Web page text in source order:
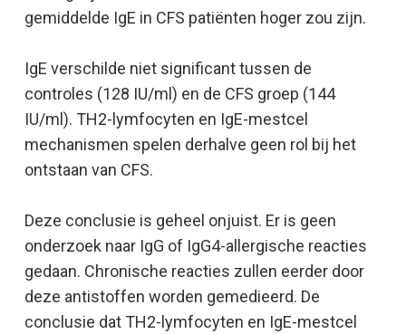
gemiddelde IgE in CFS patiënten hoger zou zijn.
IgE verschilde niet significant tussen de
controles (128 IU/ml) en de CFS groep (144
IU/ml). TH2-lymfocyten en IgE-mestcel
mechanismen spelen derhalve geen rol bij het
ontstaan van CFS.
Deze conclusie is geheel onjuist. Er is geen
onderzoek naar IgG of IgG4-allergische reacties
gedaan. Chronische reacties zullen eerder door
deze antistoffen worden gemedieerd. De
conclusie dat TH2-lymfocyten en IgE-mestcel